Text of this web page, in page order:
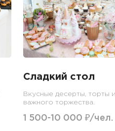
Сладкий стол
Вкусные десерты, торты
важного торжества.
1 500-10 000 ₽/чел.